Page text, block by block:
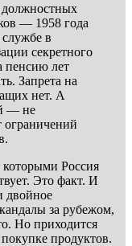
должностных
— 1958 года
в
секретного
пенсию лет
Запрета на
нет. А
— не
ограничений
Россия
Это факт. И
двойное
за рубежом,
Но приходится
продуктов.